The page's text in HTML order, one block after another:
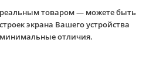
товаром — можете быть
экрана Вашего устройства
отличия.